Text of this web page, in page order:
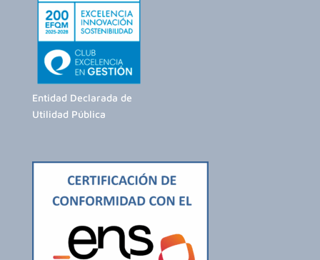
Entidad Declarada de
Utilidad Pública